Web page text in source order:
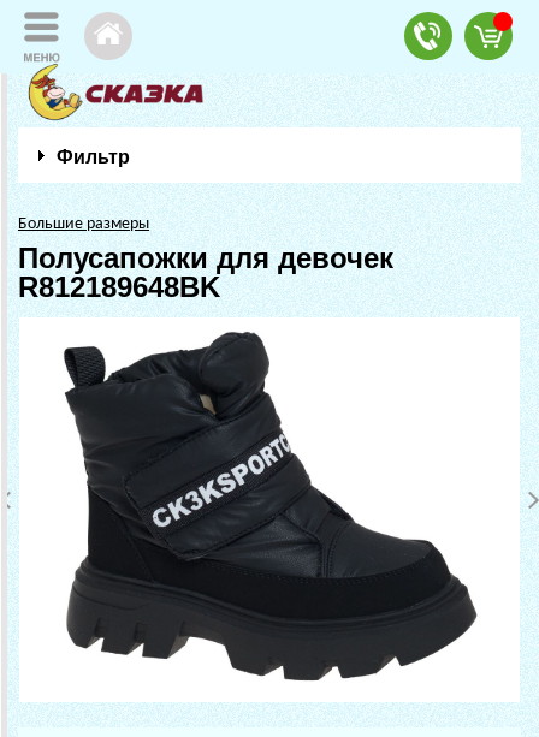
Фильтр
Большие размеры
Полусапожки для девочек
R812189648BK